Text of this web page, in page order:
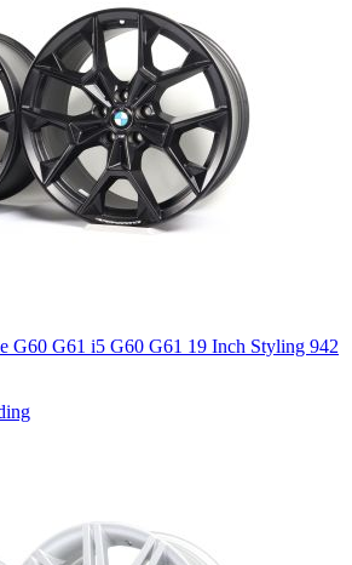
G60 G61 i5 G60 G61 19 Inch Styling 942